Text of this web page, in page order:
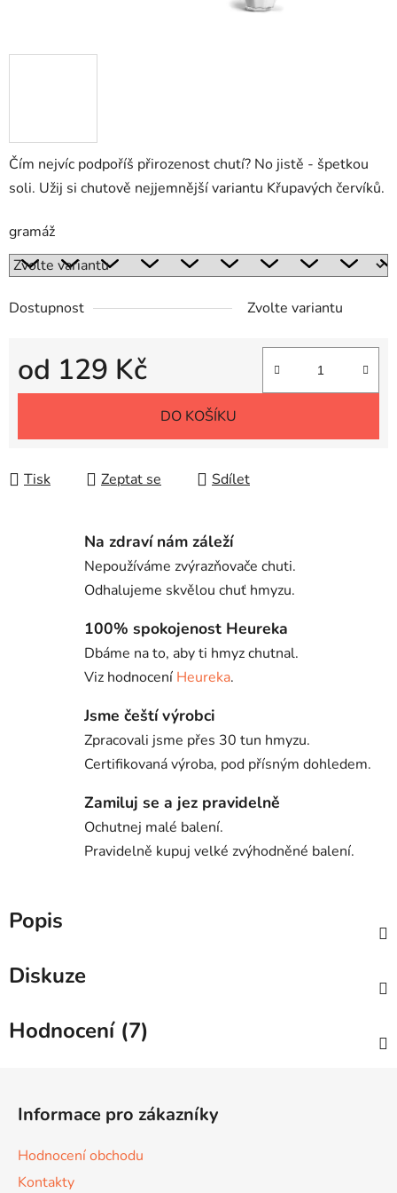
Čím nejvíc podpoříš přirozenost chutí? No jistě - špetkou
soli. Užij si chutově nejjemnější variantu Křupavých červíků.
gramáž
Dostupnost Zvolte variantu
od 129 Kč
Měrná cena:
DO KOŠÍKU
Tisk Zeptat se Sdílet
Na zdraví nám záleží
Nepoužíváme zvýrazňovače chuti.
Odhalujeme skvělou chuť hmyzu.
100% spokojenost Heureka
Dbáme na to, aby ti hmyz chutnal.
Viz hodnocení Heureka.
Jsme čeští výrobci
Zpracovali jsme přes 30 tun hmyzu.
Certifikovaná výroba, pod přísným dohledem.
Zamiluj se a jez pravidelně
Ochutnej malé balení.
Pravidelně kupuj velké zvýhodněné balení.
Popis
Diskuze
Hodnocení (7)
Informace pro zákazníky
Hodnocení obchodu
Kontakty